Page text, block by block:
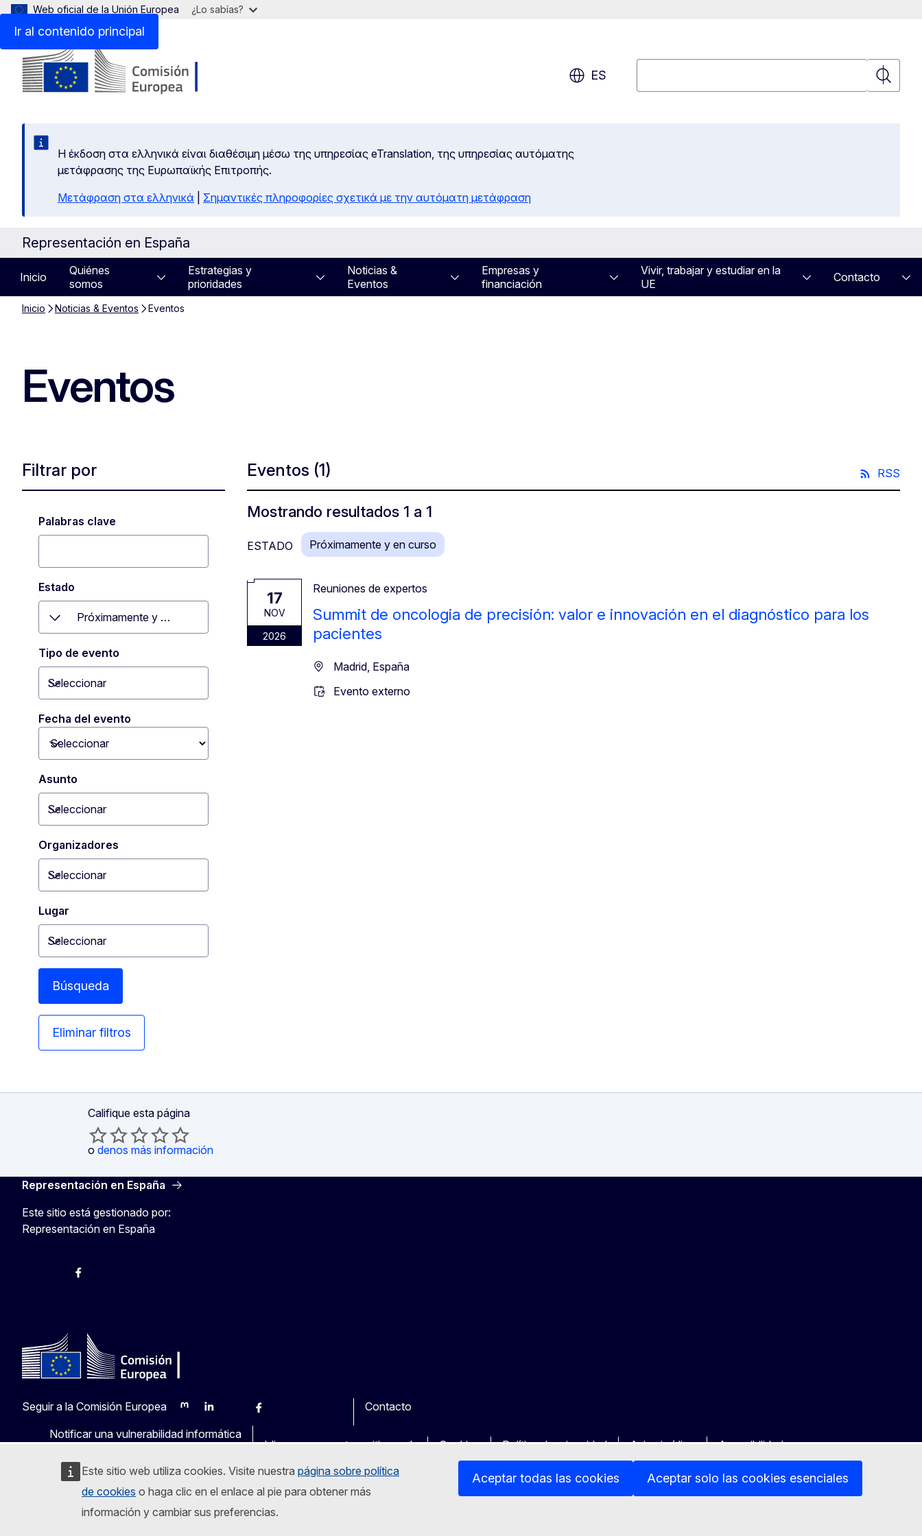
Ir al contenido principal
Este sitio web utiliza cookies. Visite nuestra página sobre política
de cookies o haga clic en el enlace al pie para obtener más
información y cambiar sus preferencias.
Aceptar todas las cookies Aceptar solo las cookies esenciales
Web oficial de la Unión Europea ¿Lo sabías?
ES
Η έκδοση στα ελληνικά είναι διαθέσιμη μέσω της υπηρεσίας eTranslation, της υπηρεσίας αυτόματης
μετάφρασης της Ευρωπαϊκής Επιτροπής.
Μετάφραση στα ελληνικά
Σημαντικές πληροφορίες σχετικά με την αυτόματη μετάφραση
Representación en España
Inicio
Quiénes
somos
Estrategias y
prioridades
Noticias &
Eventos
Empresas y
financiación
Vivir, trabajar y estudiar en la
UE
Contacto
Inicio Noticias & Eventos Eventos
Eventos
Filtrar por
Palabras clave
Estado
1 Próximamente y en curso
Toggle dropdown
Tipo de evento
Seleccionar
Toggle dropdown
Fecha del evento
Toggle dropdown
Asunto
Seleccionar
Toggle dropdown
Organizadores
Seleccionar
Toggle dropdown
Lugar
Seleccionar
Toggle dropdown
Búsqueda
Eliminar filtros
Eventos (1) RSS
Mostrando resultados 1 a 1
ESTADO Próximamente y en curso
17
NOV
2026
Reuniones de expertos
Summit de oncologia de precisión: valor e innovación en el diagnóstico para los
pacientes
Madrid, España
Evento externo
Califique esta página
o denos más información
Representación en España
Este sitio está gestionado por:
Representación en España
@ComisionEuropea
Espacio Europa
Comisión Europea en España
Seguir a la Comisión Europea
MastodonLinkedInBlueskyFacebook
Contacto
Notificar una vulnerabilidad informática
Idiomas en nuestros sitios web
Cookies Política de privacidad Aviso jurídico Accesibilidad